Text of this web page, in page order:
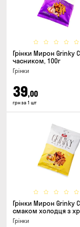
Грінки Мирон Grinky
часником, 100г
Грінки
39,00
грн за 1 шт
Грінки Мирон Grinky
смаком холодця з
100г
Грінки